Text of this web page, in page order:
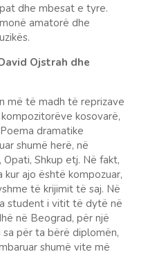
dhe mbesat e tyre.
amatorë dhe
Ojstrah dhe
më të madh të reprizave
kosovarë,
dramatike
shumë herë, në
Shkup etj. Në fakt,
ajo është kompozuar,
të krijimit të saj. Në
student i vitit të dytë në
në Beograd, për një
për ta bërë diplomën,
shumë vite më